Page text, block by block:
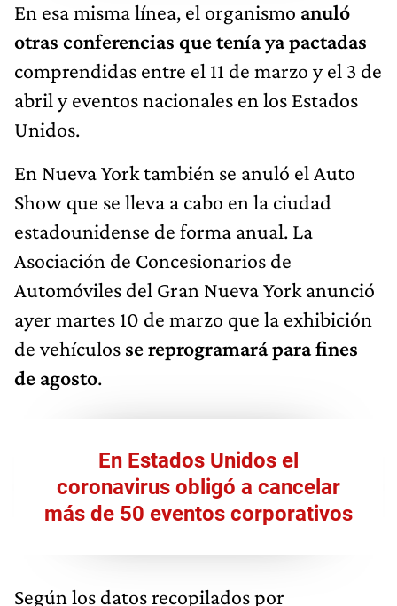
En esa misma línea, el organismo anuló
otras conferencias que tenía ya pactadas
comprendidas entre el 11 de marzo y el 3 de
abril y eventos nacionales en los Estados
Unidos.
En Nueva York también se anuló el Auto
Show que se lleva a cabo en la ciudad
estadounidense de forma anual. La
Asociación de Concesionarios de
Automóviles del Gran Nueva York anunció
ayer martes 10 de marzo que la exhibición
de vehículos se reprogramará para fines
de agosto.
En Estados Unidos el
coronavirus obligó a cancelar
más de 50 eventos corporativos
Según los datos recopilados por